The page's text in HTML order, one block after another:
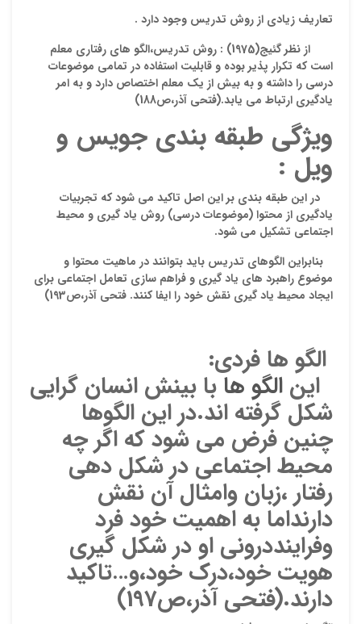
تعاریف زیادی از روش تدریس وجود دارد .
از نظر گئیج(1975) : روش تدریس،الگو های رفتاری معلم
است که تکرار پذیر بوده و قابلیت استفاده در تمامی موضوعات
درسی را داشته و به بیش از یک معلم اختصاص دارد و به امر
یادگیری ارتباط می یابد.(فتحی آذر،ص188)
ویژگی طبقه بندی جویس و
ویل :
در این طبقه بندی بر این اصل تاکید می شود که تجربیات
یادگیری از محتوا (موضوعات درسی) روش یاد گیری و محیط
اجتماعی تشکیل می شود.
بنابراین الگوهای تدریس باید بتوانند در ماهیت محتوا و
موضوع راهبرد های یاد گیری و فراهم سازی تعامل اجتماعی برای
ایجاد محیط یاد گیری نقش خود را ایفا کنند. فتحی آذر،ص193)
الگو ها فردی:
این الگو ها با بینش انسان گرایی
شکل گرفته اند.در این الگوها
چنین فرض می شود که اگر چه
محیط اجتماعی در شکل دهی
رفتار ،زبان وامثال آن نقش
دارنداما به اهمیت خود فرد
وفراینددرونی او در شکل گیری
هویت خود،درک خود،و…تاکید
دارند.(فتحی آذر،ص197)